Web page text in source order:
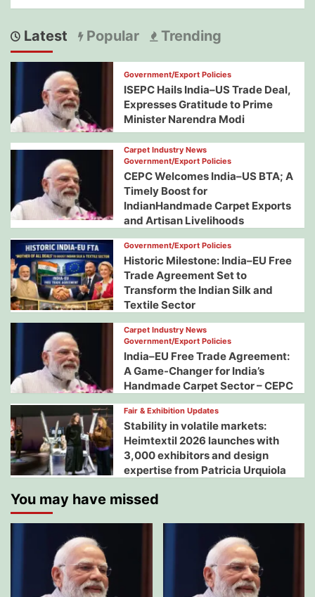
Latest Popular Trending
Government/Export Policies
ISEPC Hails India–US Trade Deal,
Expresses Gratitude to Prime
Minister Narendra Modi
Carpet Industry News
Government/Export Policies
CEPC Welcomes India–US BTA; A
Timely Boost for
IndianHandmade Carpet Exports
and Artisan Livelihoods
Government/Export Policies
Historic Milestone: India–EU Free
Trade Agreement Set to
Transform the Indian Silk and
Textile Sector
Carpet Industry News
Government/Export Policies
India–EU Free Trade Agreement:
A Game-Changer for India’s
Handmade Carpet Sector – CEPC
Fair & Exhibition Updates
Stability in volatile markets:
Heimtextil 2026 launches with
3,000 exhibitors and design
expertise from Patricia Urquiola
You may have missed